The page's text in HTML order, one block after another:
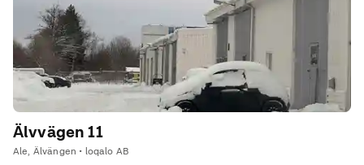
Älvvägen 11
Ale, Älvängen • loqalo AB